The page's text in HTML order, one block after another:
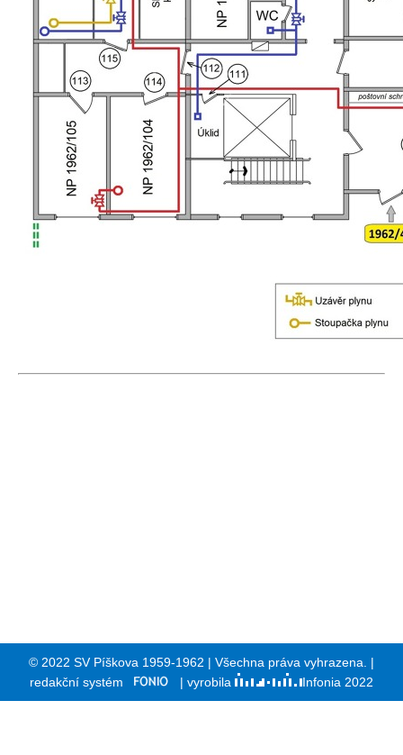
© 2022 SV Píškova 1959-1962 | Všechna práva vyhrazena. |
redakční systém
| vyrobila Infonia 2022